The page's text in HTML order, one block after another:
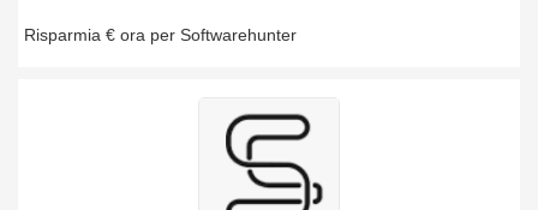
Risparmia € ora per Softwarehunter